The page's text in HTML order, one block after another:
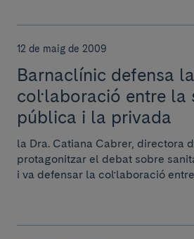
12 de maig de 2009
Barnaclínic defensa la
col·laboració entre la
pública i la privada
la Dra. Catiana Cabrer, directora
protagonitzar el debat sobre
i va defensar la col·laboració